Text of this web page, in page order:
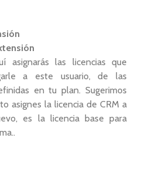
asignarás las licencias que
a este usuario, de las
en tu plan. Sugerimos
asignes la licencia de CRM a
es la licencia base para